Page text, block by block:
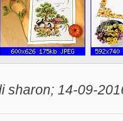
sharon; 14-09-